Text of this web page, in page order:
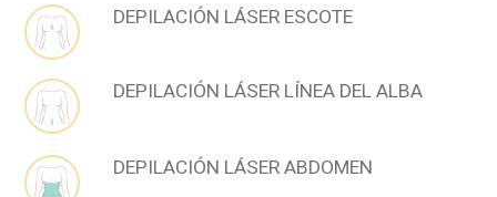
DEPILACIÓN LÁSER ESCOTE
DEPILACIÓN LÁSER LÍNEA DEL ALBA
DEPILACIÓN LÁSER ABDOMEN